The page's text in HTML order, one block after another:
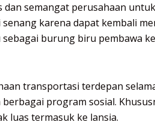
semangat perusahaan
karena dapat kembali
burung biru pembawa
transportasi terdepan
program sosial.
luas termasuk ke lansia.